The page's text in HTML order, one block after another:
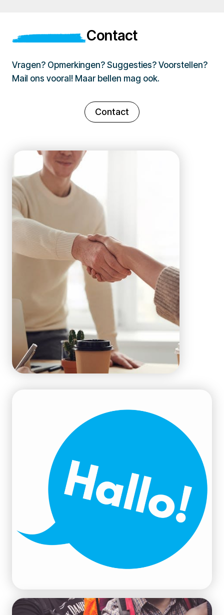
Contact
Vragen? Opmerkingen? Suggesties? Voorstellen?
Mail ons vooral! Maar bellen mag ook.
Contact